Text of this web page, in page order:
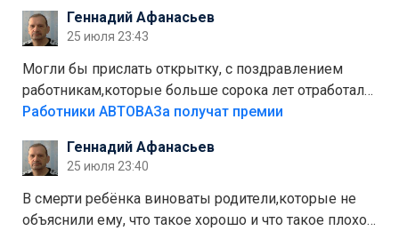
Штрафы мизерные.
Геннадий Афанасьев
25 июля 23:43
Могли бы прислать открытку, с поздравлением
работникам,которые больше сорока лет отработали
на предприятии.
Работники АВТОВАЗа получат премии
Геннадий Афанасьев
25 июля 23:40
В смерти ребёнка виноваты родители,которые не
объяснили ему, что такое хорошо и что такое плохо!